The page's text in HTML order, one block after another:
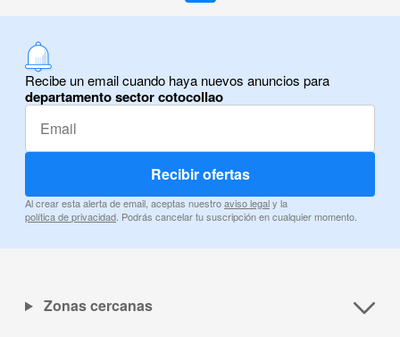
Recibe un email cuando haya nuevos anuncios para
departamento sector cotocollao
Recibir ofertas
Al crear esta alerta de email, aceptas nuestroaviso legaly la
política de privacidad . Podrás cancelar tu suscripción en cualquier momento.
Zonas cercanas